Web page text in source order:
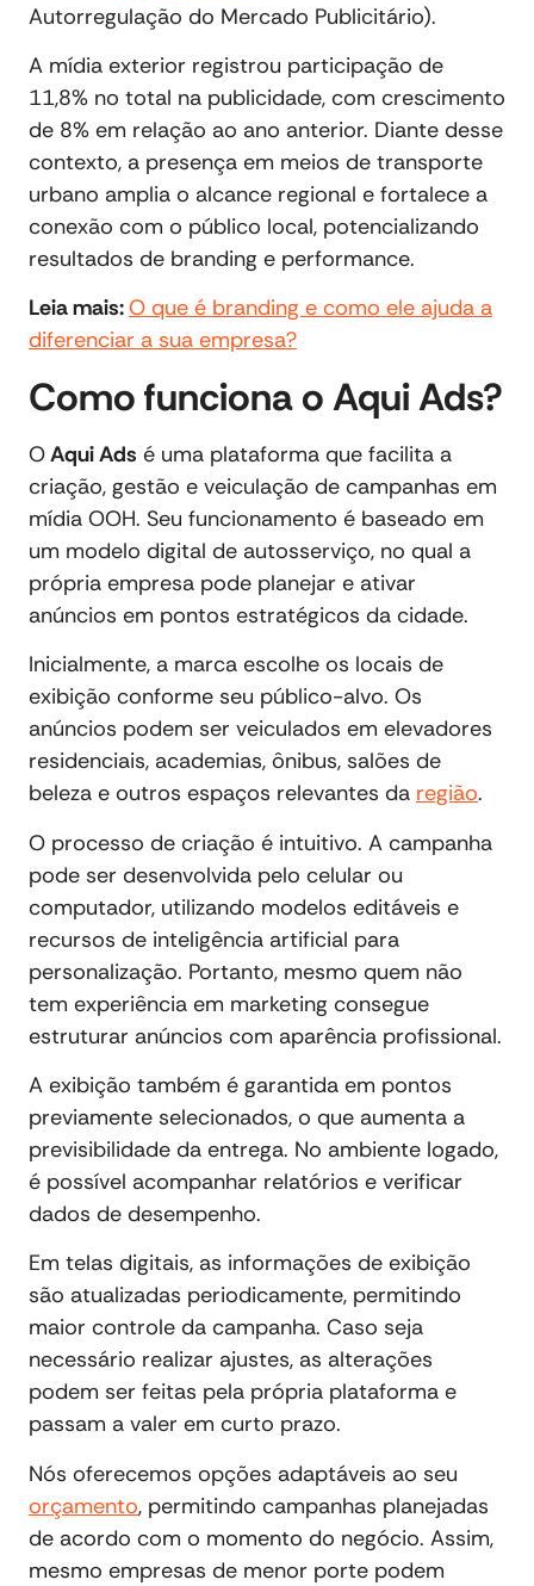
Autorregulação do Mercado Publicitário).
A mídia exterior registrou participação de
11,8% no total na publicidade, com crescimento
de 8% em relação ao ano anterior. Diante desse
contexto, a presença em meios de transporte
urbano amplia o alcance regional e fortalece a
conexão com o público local, potencializando
resultados de branding e performance.
Leia mais:O que é branding e como ele ajuda a
diferenciar a sua empresa?
Como funciona o Aqui Ads?
OAqui Ads é uma plataforma que facilita a
criação, gestão e veiculação de campanhas em
mídia OOH. Seu funcionamento é baseado em
um modelo digital de autosserviço, no qual a
própria empresa pode planejar e ativar
anúncios em pontos estratégicos da cidade.
Inicialmente, a marca escolhe os locais de
exibição conforme seu público-alvo. Os
anúncios podem ser veiculados em elevadores
residenciais, academias, ônibus, salões de
beleza e outros espaços relevantes da região.
O processo de criação é intuitivo. A campanha
pode ser desenvolvida pelo celular ou
computador, utilizando modelos editáveis e
recursos de inteligência artificial para
personalização. Portanto, mesmo quem não
tem experiência em marketing consegue
estruturar anúncios com aparência profissional.
A exibição também é garantida em pontos
previamente selecionados, o que aumenta a
previsibilidade da entrega. No ambiente logado,
é possível acompanhar relatórios e verificar
dados de desempenho.
Em telas digitais, as informações de exibição
são atualizadas periodicamente, permitindo
maior controle da campanha. Caso seja
necessário realizar ajustes, as alterações
podem ser feitas pela própria plataforma e
passam a valer em curto prazo.
Nós oferecemos opções adaptáveis ao seu
orçamento, permitindo campanhas planejadas
de acordo com o momento do negócio. Assim,
mesmo empresas de menor porte podem